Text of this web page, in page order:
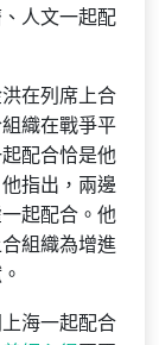
人文一起配
在列席上合
織在戰爭平
配合恰是他
指出，兩邊
起配合。他
組織為增進
海一起配合